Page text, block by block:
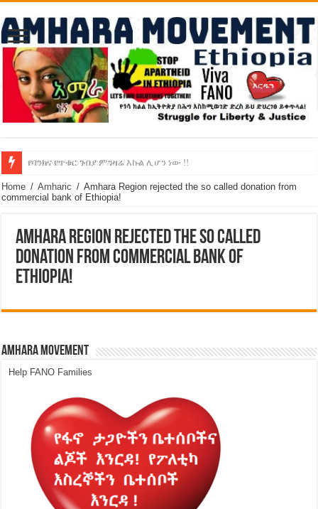
የባንክና የጥቁር ገብያ ምንዛሬ እኩል ሊሆን ነው !!
አሸንፈናል ! እንኳን ደስ አለን!
Home / Amharic / Amhara Region rejected the so called donation from
commercial bank of Ethiopia!
Amhara Region rejected the so called
donation from commercial bank of
Ethiopia!
Amhara Movement
Help FANO Families